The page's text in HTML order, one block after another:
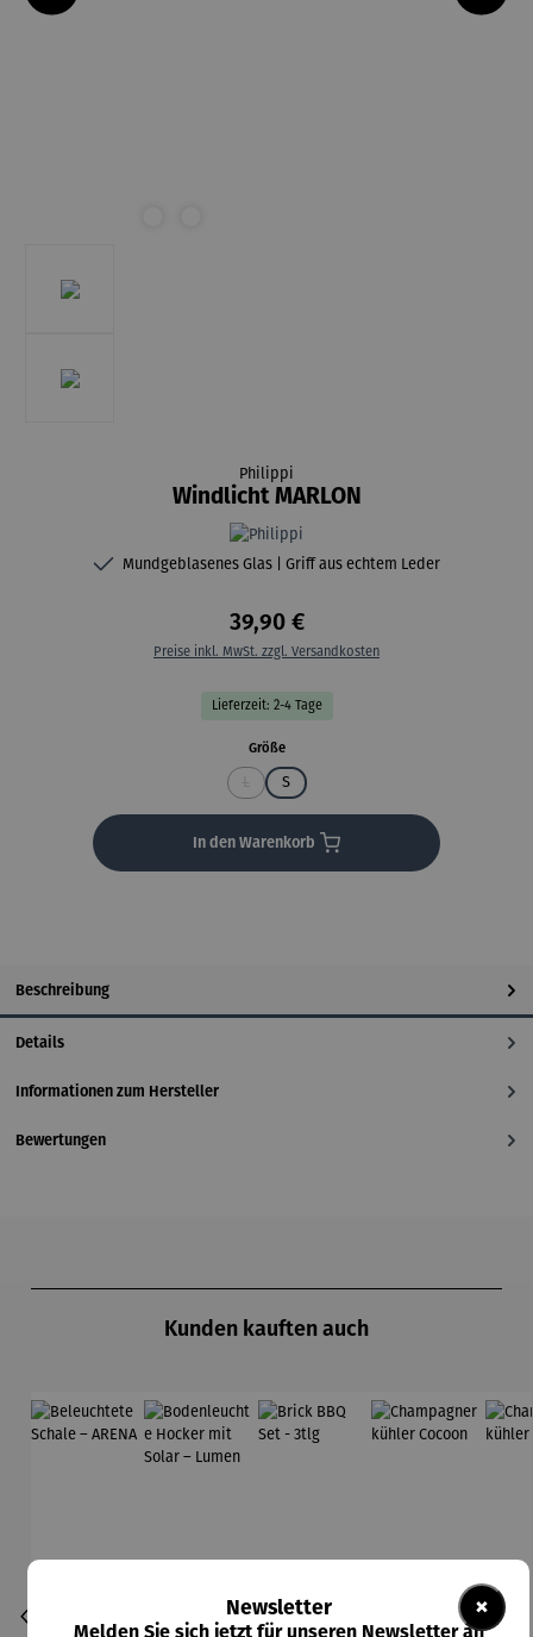
Philippi
Windlicht MARLON
Mundgeblasenes Glas | Griff aus echtem Leder
39,90 €
Preise inkl. MwSt. zzgl. Versandkosten
Lieferzeit: 2-4 Tage
Größeauswählen
(Diese Option ist zurzeit nicht verfügbar.)
S
In den Warenkorb
Beschreibung
Details
Informationen zum Hersteller
Bewertungen
Kunden kauften auch
×
Newsletter
Melden Sie sich jetzt für unseren Newsletter an